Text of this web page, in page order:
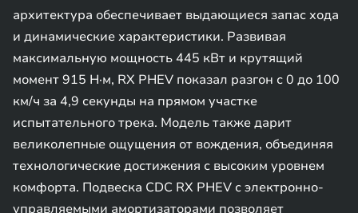
архитектура обеспечивает выдающиеся запас хода
и динамические характеристики. Развивая
максимальную мощность 445 кВт и крутящий
момент 915 Н·м, RX PHEV показал разгон с 0 до 100
км/ч за 4,9 секунды на прямом участке
испытательного трека. Модель также дарит
великолепные ощущения от вождения, объединяя
технологические достижения с высоким уровнем
комфорта. Подвеска CDC RX PHEV с электронно-
управляемыми амортизаторами позволяет